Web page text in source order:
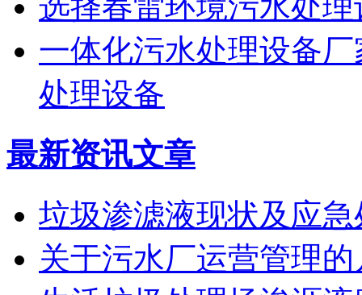
一体化污水处理设备
处理设备
最新资讯文章
垃圾渗滤液现状及应
关于污水厂运营管理